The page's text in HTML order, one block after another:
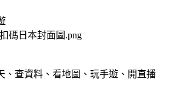
、查資料、看地圖、玩手遊、開直播